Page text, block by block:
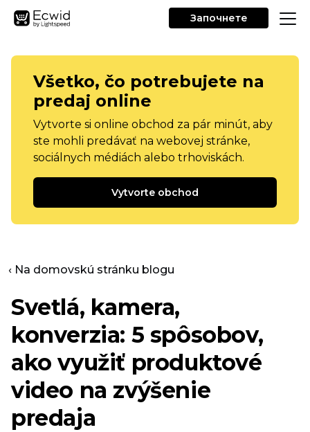
Започнете
Všetko, čo potrebujete na
predaj online
Vytvorte si online obchod za pár minút, aby
ste mohli predávať na webovej stránke,
sociálnych médiách alebo trhoviskách.
Vytvorte obchod
‹ Na domovskú stránku blogu
Svetlá, kamera,
konverzia: 5 spôsobov,
ako využiť produktové
video na zvýšenie
predaja